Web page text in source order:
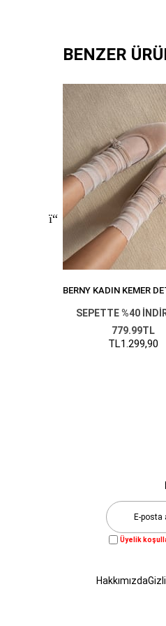
BENZER
SEPETTE %40
779.99TL
TL1.299,90
Üyelik
Hakkımızda